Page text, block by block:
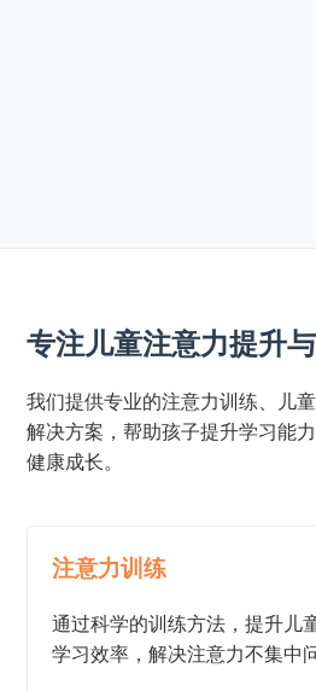
专注儿童注意力提升
我们提供专业的注意力训练、儿
解决方案，帮助孩子提升学习能
健康成长。
注意力训练
通过科学的训练方法，提升儿
学习效率，解决注意力不集中